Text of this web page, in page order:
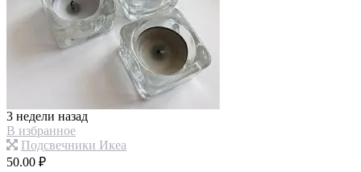
3 недели назад
В избранное
Подсвечники Икеа
50.00 ₽